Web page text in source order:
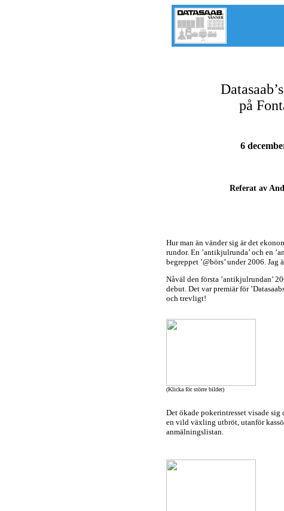
på
6
Referat av
Hur man än vänder sig är det
rundor. En ’antikjulrunda’ och en
begreppet ’@börs’ under 2006.
Nåväl den första ’antikjulrundan’
debut. Det var premiär för
och trevligt!
(Klicka för större bilder)
Det ökade pokerintresset visade
en vild växling utbröt, utanför
anmälningslistan.